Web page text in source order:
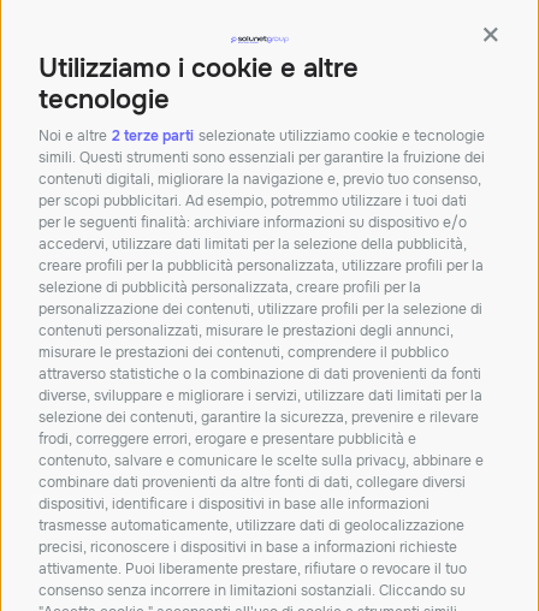
Utilizziamo i cookie e altre
tecnologie
Noi e altre 2 terze parti selezionate utilizziamo cookie e tecnologie
simili. Questi strumenti sono essenziali per garantire la fruizione dei
contenuti digitali, migliorare la navigazione e, previo tuo consenso,
per scopi pubblicitari. Ad esempio, potremmo utilizzare i tuoi dati
per le seguenti finalità: archiviare informazioni su dispositivo e/o
accedervi, utilizzare dati limitati per la selezione della pubblicità,
creare profili per la pubblicità personalizzata, utilizzare profili per la
selezione di pubblicità personalizzata, creare profili per la
personalizzazione dei contenuti, utilizzare profili per la selezione di
contenuti personalizzati, misurare le prestazioni degli annunci,
misurare le prestazioni dei contenuti, comprendere il pubblico
attraverso statistiche o la combinazione di dati provenienti da fonti
diverse, sviluppare e migliorare i servizi, utilizzare dati limitati per la
selezione dei contenuti, garantire la sicurezza, prevenire e rilevare
frodi, correggere errori, erogare e presentare pubblicità e
contenuto, salvare e comunicare le scelte sulla privacy, abbinare e
combinare dati provenienti da altre fonti di dati, collegare diversi
dispositivi, identificare i dispositivi in base alle informazioni
trasmesse automaticamente, utilizzare dati di geolocalizzazione
precisi, riconoscere i dispositivi in base a informazioni richieste
attivamente. Puoi liberamente prestare, rifiutare o revocare il tuo
consenso senza incorrere in limitazioni sostanziali. Cliccando su
Palazzina Doganale,
40010 Bentivoglio BO
Tel:+390512913011
Mail:info@solunetgroup.it
Orari: Lun – Ven 8.30 – 12.30 | 14 – 18
Iscriviti alla nostra
newsletter!
Resta aggiornato su novità, soluzioni e
approfondimenti dal mondo IT.
Dichiaro di aver letto e accetto laprivacy policy
ISCRIVITI
Carta dei serviziQualità dei serviziConciliaWeb
Trasparenza tariffariaTrasparenza tecnica